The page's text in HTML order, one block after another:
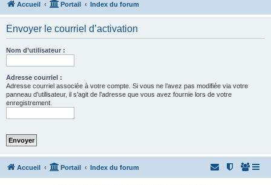
Accueil Portail Index du forum
Envoyer le courriel d’activation
Nom d’utilisateur :
Adresse courriel :
Adresse courriel associée à votre compte. Si vous ne l’avez pas modifiée via votre
panneau d’utilisateur, il s’agit de l’adresse que vous avez fournie lors de votre
enregistrement.
Accueil Portail Index du forum